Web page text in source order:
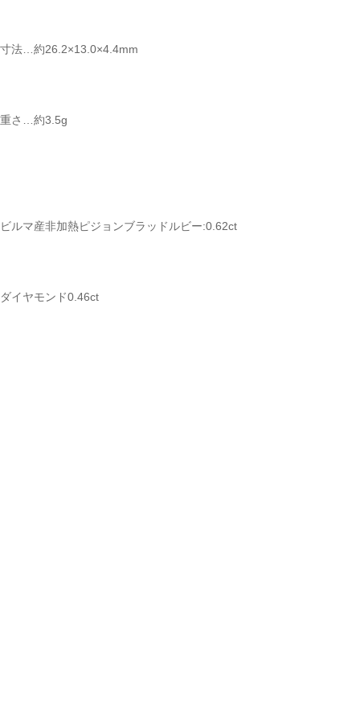
寸法…約26.2×13.0×4.4mm
重さ…約3.5g
ビルマ産非加熱ピジョンブラッドルビー:0.62ct
ダイヤモンド0.46ct
お買い物を続ける